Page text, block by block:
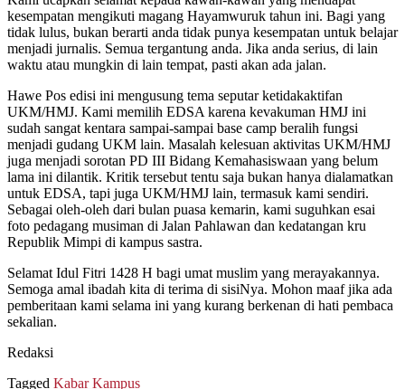
kesempatan mengikuti magang Hayamwuruk tahun ini. Bagi yang
tidak lulus, bukan berarti anda tidak punya kesempatan untuk belajar
menjadi jurnalis. Semua tergantung anda. Jika anda serius, di lain
waktu atau mungkin di lain tempat, pasti akan ada jalan.
Hawe Pos edisi ini mengusung tema seputar ketidakaktifan
UKM/HMJ. Kami memilih EDSA karena kevakuman HMJ ini
sudah sangat kentara sampai-sampai base camp beralih fungsi
menjadi gudang UKM lain. Masalah kelesuan aktivitas UKM/HMJ
juga menjadi sorotan PD III Bidang Kemahasiswaan yang belum
lama ini dilantik. Kritik tersebut tentu saja bukan hanya dialamatkan
untuk EDSA, tapi juga UKM/HMJ lain, termasuk kami sendiri.
Sebagai oleh-oleh dari bulan puasa kemarin, kami suguhkan esai
foto pedagang musiman di Jalan Pahlawan dan kedatangan kru
Republik Mimpi di kampus sastra.
Selamat Idul Fitri 1428 H bagi umat muslim yang merayakannya.
Semoga amal ibadah kita di terima di sisiNya. Mohon maaf jika ada
pemberitaan kami selama ini yang kurang berkenan di hati pembaca
sekalian.
Redaksi
Tagged Kabar Kampus